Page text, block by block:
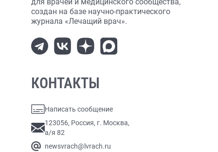
создан на базе научно-практического
журнала «Лечащий врач».
КОНТАКТЫ
Написать сообщение
123056, Россия, г. Москва,
а/я 82
newsvrach@lvrach.ru